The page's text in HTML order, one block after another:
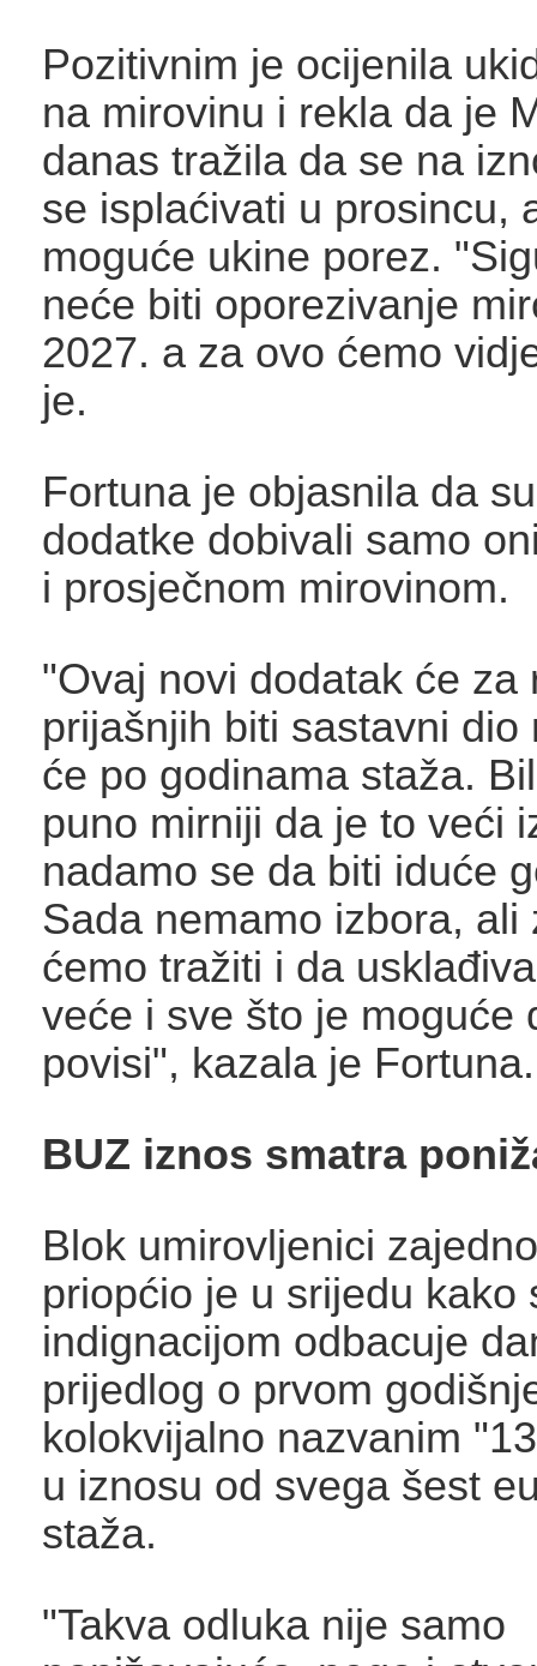
Pozitivnim je ocijenila
na mirovinu i rekla da je
danas tražila da se na
se isplaćivati u prosincu,
moguće ukine porez.
neće biti oporezivanje
2027. a za ovo ćemo
je.
Fortuna je objasnila da
dodatke dobivali samo
i prosječnom mirovinom.
"Ovaj novi dodatak će za
prijašnjih biti sastavni dio
će po godinama staža.
puno mirniji da je to veći
nadamo se da biti iduće
Sada nemamo izbora, ali
ćemo tražiti i da
veće i sve što je moguće
povisi", kazala je Fortuna.
BUZ iznos smatra
Blok umirovljenici
priopćio je u srijedu kako
indignacijom odbacuje
prijedlog o prvom
kolokvijalno nazvanim
u iznosu od svega šest
staža.
"Takva odluka nije samo